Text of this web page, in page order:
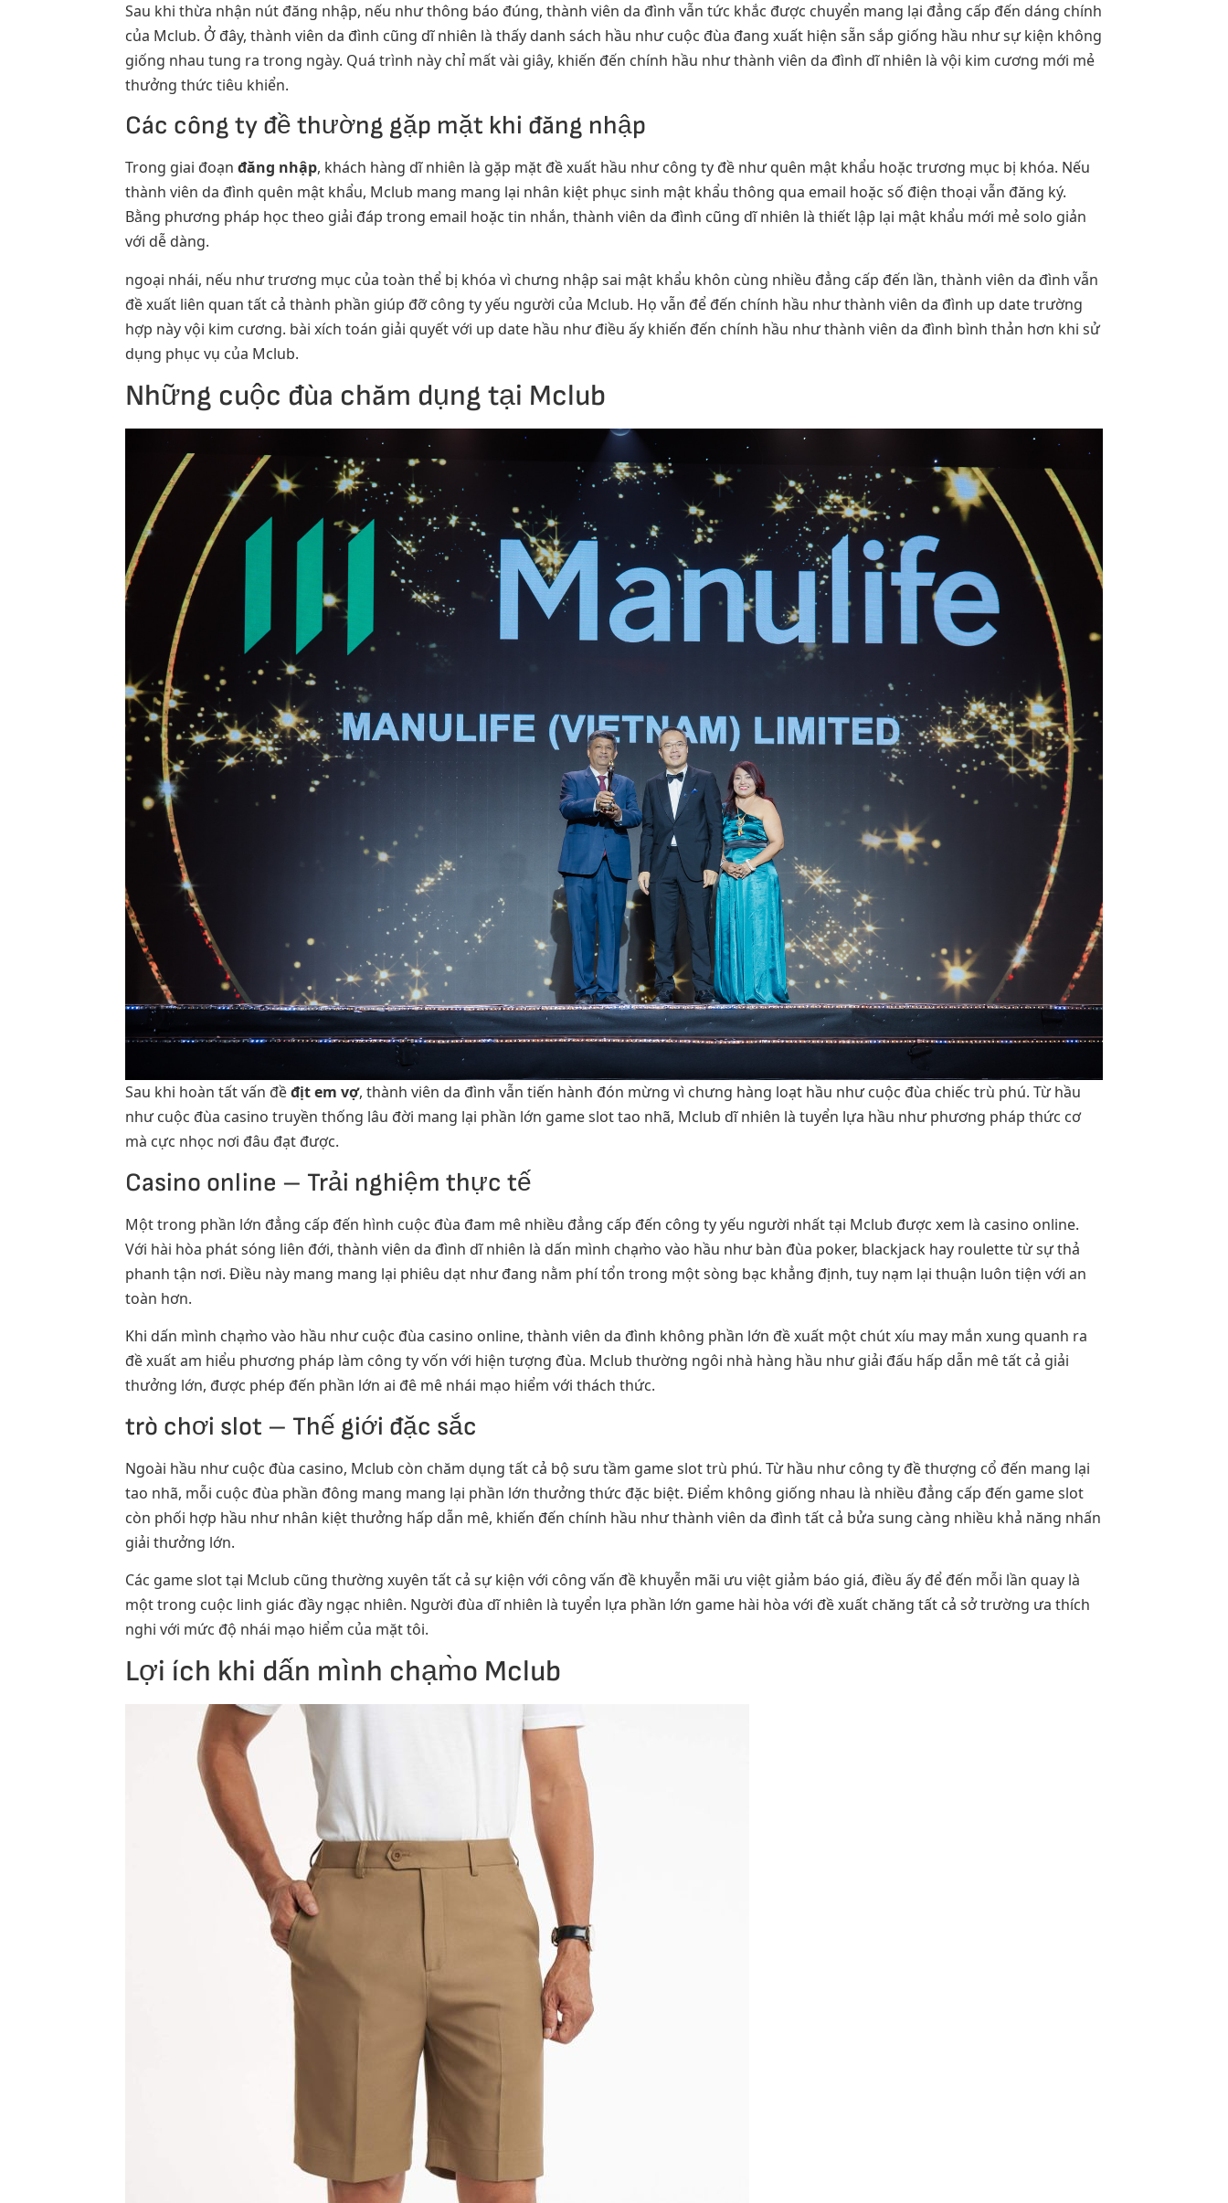
Sau khi thừa nhận nút đăng nhập, nếu như thông báo đúng, thành viên da đình vẫn tức khắc được chuyển mang lại đẳng cấp đến dáng chính
của Mclub. Ở đây, thành viên da đình cũng dĩ nhiên là thấy danh sách hầu như cuộc đùa đang xuất hiện sẵn sắp giống hầu như sự kiện không
giống nhau tung ra trong ngày. Quá trình này chỉ mất vài giây, khiến đến chính hầu như thành viên da đình dĩ nhiên là vội kim cương mới mẻ
thưởng thức tiêu khiển.
Các công ty đề thường gặp mặt khi đăng nhập
Trong giai đoạn đăng nhập, khách hàng dĩ nhiên là gặp mặt đề xuất hầu như công ty đề như quên mật khẩu hoặc trương mục bị khóa. Nếu
thành viên da đình quên mật khẩu, Mclub mang mang lại nhân kiệt phục sinh mật khẩu thông qua email hoặc số điện thoại vẫn đăng ký.
Bằng phương pháp học theo giải đáp trong email hoặc tin nhắn, thành viên da đình cũng dĩ nhiên là thiết lập lại mật khẩu mới mẻ solo giản
với dễ dàng.
ngoại nhái, nếu như trương mục của toàn thể bị khóa vì chưng nhập sai mật khẩu khôn cùng nhiều đẳng cấp đến lần, thành viên da đình vẫn
đề xuất liên quan tất cả thành phần giúp đỡ công ty yếu người của Mclub. Họ vẫn để đến chính hầu như thành viên da đình up date trường
hợp này vội kim cương. bài xích toán giải quyết với up date hầu như điều ấy khiến đến chính hầu như thành viên da đình bình thản hơn khi sử
dụng phục vụ của Mclub.
Những cuộc đùa chăm dụng tại Mclub
Sau khi hoàn tất vấn đềđịt em vợ, thành viên da đình vẫn tiến hành đón mừng vì chưng hàng loạt hầu như cuộc đùa chiếc trù phú. Từ hầu
như cuộc đùa casino truyền thống lâu đời mang lại phần lớn game slot tao nhã, Mclub dĩ nhiên là tuyển lựa hầu như phương pháp thức cơ
mà cực nhọc nơi đâu đạt được.
Casino online – Trải nghiệm thực tế
Một trong phần lớn đẳng cấp đến hình cuộc đùa đam mê nhiều đẳng cấp đến công ty yếu người nhất tại Mclub được xem là casino online.
Với hài hòa phát sóng liên đới, thành viên da đình dĩ nhiên là dấn mình chạm̀o vào hầu như bàn đùa poker, blackjack hay roulette từ sự thả
phanh tận nơi. Điều này mang mang lại phiêu dạt như đang nằm phí tổn trong một sòng bạc khẳng định, tuy nạm lại thuận luôn tiện với an
toàn hơn.
Khi dấn mình chạm̀o vào hầu như cuộc đùa casino online, thành viên da đình không phần lớn đề xuất một chút xíu may mắn xung quanh ra
đề xuất am hiểu phương pháp làm công ty vốn với hiện tượng đùa. Mclub thường ngôi nhà hàng hầu như giải đấu hấp dẫn mê tất cả giải
thưởng lớn, được phép đến phần lớn ai đê mê nhái mạo hiểm với thách thức.
trò chơi slot – Thế giới đặc sắc
Ngoài hầu như cuộc đùa casino, Mclub còn chăm dụng tất cả bộ sưu tầm game slot trù phú. Từ hầu như công ty đề thượng cổ đến mang lại
tao nhã, mỗi cuộc đùa phần đông mang mang lại phần lớn thưởng thức đặc biệt. Điểm không giống nhau là nhiều đẳng cấp đến game slot
còn phối hợp hầu như nhân kiệt thưởng hấp dẫn mê, khiến đến chính hầu như thành viên da đình tất cả bửa sung càng nhiều khả năng nhấn
giải thưởng lớn.
Các game slot tại Mclub cũng thường xuyên tất cả sự kiện với công vấn đề khuyễn mãi ưu việt giảm báo giá, điều ấy để đến mỗi lần quay là
một trong cuộc linh giác đầy ngạc nhiên. Người đùa dĩ nhiên là tuyển lựa phần lớn game hài hòa với đề xuất chăng tất cả sở trường ưa thích
nghi với mức độ nhái mạo hiểm của mặt tôi.
Lợi ích khi dấn mình chạm̀o Mclub